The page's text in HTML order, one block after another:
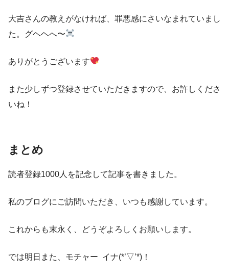
大吉さんの教えがなければ、罪悪感にさいなまれていまし
た。グヘヘへ〜
ありがとうございます
また少しずつ登録させていただきますので、お許しくださ
いね！
まとめ
読者登録1000人を記念して記事を書きました。
私のブログにご訪問いただき、いつも感謝しています。
これからも末永く、どうぞよろしくお願いします。
では明日また、モチャー イナ(*’▽’*)！